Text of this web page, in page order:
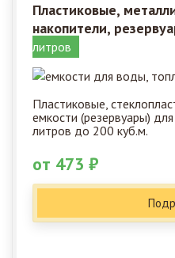
Пластиковые,
накопители,
литров
Пластиковые,
емкости (резервуары)
литров до 200 куб.м.
от 473 ₽